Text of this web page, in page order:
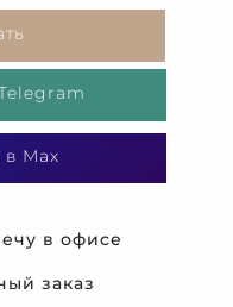
Max
в офисе
заказ